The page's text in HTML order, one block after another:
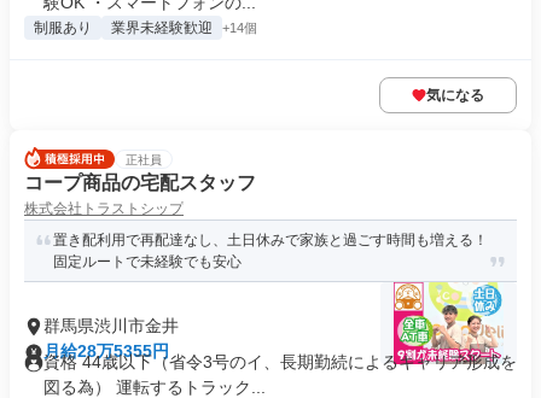
制服あり 業界未経験歓迎 +14個
気になる
正社員
コープ商品の宅配スタッフ
株式会社トラストシップ
置き配利用で再配達なし、土日休みで家族と過ごす時間も増える！
固定ルートで未経験でも安心
群馬県渋川市金井
月給28万5355円
資格 44歳以下（省令3号のイ、長期勤続によるキャリア形成を
図る為） 運転するトラック...